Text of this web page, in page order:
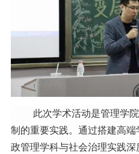
此次学术活动是管理学
制的重要实践。通过搭建高
政管理学科与社会治理实践